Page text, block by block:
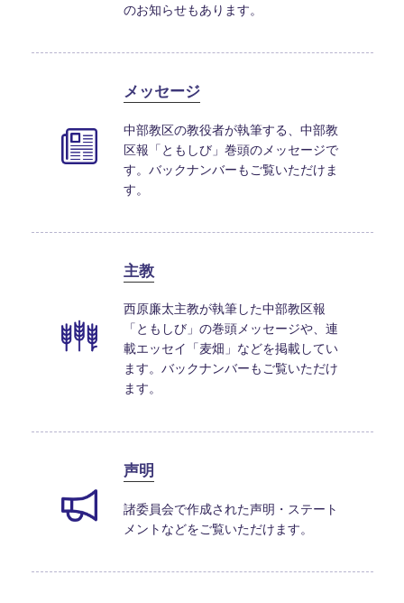
のお知らせもあります。
メッセージ
中部教区の教役者が執筆する、中部教
区報「ともしび」巻頭のメッセージで
す。バックナンバーもご覧いただけま
す。
主教
西原廉太主教が執筆した中部教区報
「ともしび」の巻頭メッセージや、連
載エッセイ「麦畑」などを掲載してい
ます。バックナンバーもご覧いただけ
ます。
声明
諸委員会で作成された声明・ステート
メントなどをご覧いただけます。